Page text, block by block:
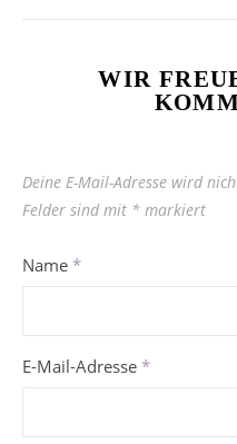
WIR
Deine E-Mail-Adresse wird
Felder sind mit * markiert
Name *
E-Mail-Adresse *